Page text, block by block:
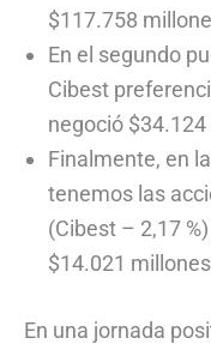
$117.758
En el segundo
Cibest
negoció
Finalmente, en
tenemos las
(Cibest – 2,17
$14.021
En una jornada